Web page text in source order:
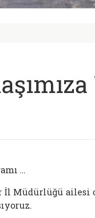
...
İl Müdürlüğü ailesi